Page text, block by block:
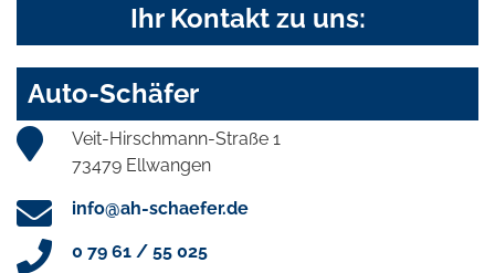
Ihr Kontakt zu uns:
Auto-Schäfer
Veit-Hirschmann-Straße 1
73479 Ellwangen
info@ah-schaefer.de
0 79 61 / 55 025